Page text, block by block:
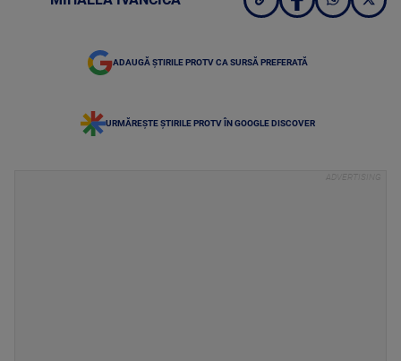
ADAUGĂ ȘTIRILE PROTV CA SURSĂ PREFERATĂ
URMĂREȘTE ȘTIRILE PROTV ÎN GOOGLE DISCOVER